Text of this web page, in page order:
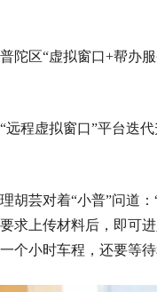
陀区“虚拟窗口+帮办
程虚拟窗口”平台迭
胡芸对着“小普”问道
求上传材料后，即可
个小时车程，还要等